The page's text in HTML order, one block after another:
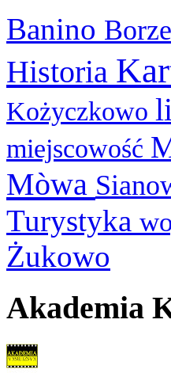
Banino
Historia
Kożyczkowo
miejscowość
Mòwa
Turystyka
Żukowo
Akademia